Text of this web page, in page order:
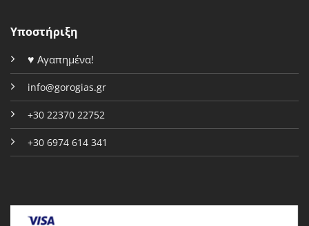
Υποστήριξη
♥ Αγαπημένα!
info@gorogias.gr
+30 22370 22752
+30 6974 614 341